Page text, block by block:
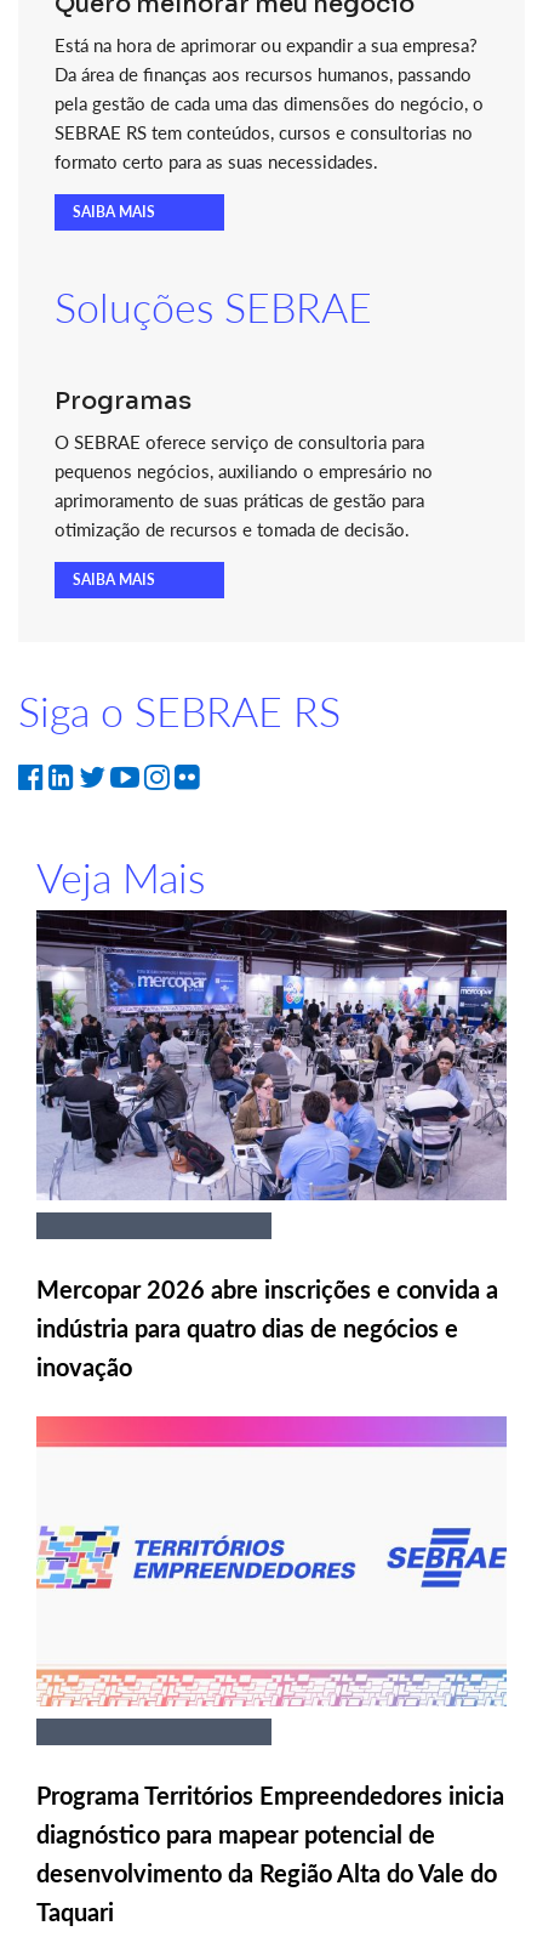
Está na hora de aprimorar ou expandir a sua empresa?
Da área de finanças aos recursos humanos, passando
pela gestão de cada uma das dimensões do negócio, o
SEBRAE RS tem conteúdos, cursos e consultorias no
formato certo para as suas necessidades.
SAIBA MAIS
Soluções SEBRAE
Programas
O SEBRAE oferece serviço de consultoria para
pequenos negócios, auxiliando o empresário no
aprimoramento de suas práticas de gestão para
otimização de recursos e tomada de decisão.
SAIBA MAIS
Siga o SEBRAE RS
Veja Mais
Mercopar 2026 abre inscrições e convida a
indústria para quatro dias de negócios e
inovação
Programa Territórios Empreendedores inicia
diagnóstico para mapear potencial de
desenvolvimento da Região Alta do Vale do
Taquari